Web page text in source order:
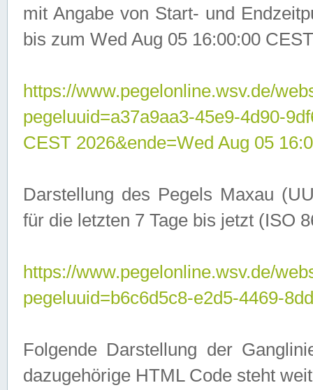
mit Angabe von Start- und
bis zum Wed Aug 05 16:00:00
https://www.pegelonline.wsv.de/
pegeluuid=a37a9aa3-45e9-
CEST 2026&ende=Wed Aug 05
Darstellung des Pegels Maxau
für die letzten 7 Tage bis jetzt (ISO
https://www.pegelonline.wsv.de/
pegeluuid=b6c6d5c8-e2d5-4469-
Folgende Darstellung der
dazugehörige HTML Code steht